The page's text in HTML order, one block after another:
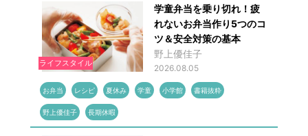
ライフスタイル
学童弁当を乗り切れ！疲
れないお弁当作り5つのコ
ツ＆安全対策の基本
野上優佳子
2026.08.05
お弁当 レシピ 夏休み 学童 小学館 書籍抜粋
野上優佳子 長期休暇